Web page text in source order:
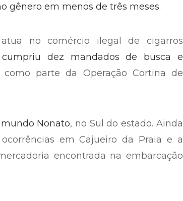
gênero em menos de três meses.
no comércio ilegal de cigarros
cumpriu dez mandados de busca e
como parte da Operação Cortina de
Nonato, no Sul do estado. Ainda
em Cajueiro da Praia e a
encontrada na embarcação